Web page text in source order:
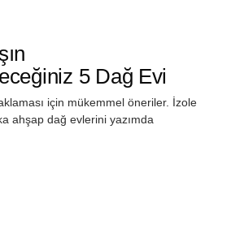
5 Dağ Evi
için mükemmel öneriler. İzole
ahşap dağ evlerini yazımda